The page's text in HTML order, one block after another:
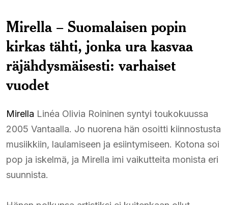
Mirella – Suomalaisen popin
kirkas tähti, jonka ura kasvaa
räjähdysmäisesti: varhaiset
vuodet
Mirella Linéa Olivia Roininen syntyi toukokuussa
2005 Vantaalla. Jo nuorena hän osoitti kiinnostusta
musiikkiin, laulamiseen ja esiintymiseen. Kotona soi
pop ja iskelmä, ja Mirella imi vaikutteita monista eri
suunnista.